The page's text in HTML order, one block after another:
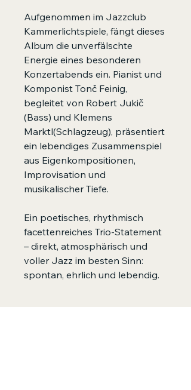
Aufgenommen im Jazzclub
Kammerlichtspiele, fängt dieses
Album die unverfälschte
Energie eines besonderen
Konzertabends ein. Pianist und
Komponist Tonč Feinig,
begleitet von Robert Jukič
(Bass) und Klemens
Marktl(Schlagzeug), präsentiert
ein lebendiges Zusammenspiel
aus Eigenkompositionen,
Improvisation und
musikalischer Tiefe.
Ein poetisches, rhythmisch
facettenreiches Trio-Statement
– direkt, atmosphärisch und
voller Jazz im besten Sinn:
spontan, ehrlich und lebendig.